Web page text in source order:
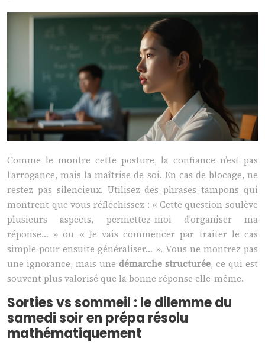
Comme le montre cette posture, la confiance n’est pas
l’arrogance, mais la maîtrise de soi. En cas de blocage, ne
restez pas silencieux. Utilisez des phrases tampons qui
montrent que vous réfléchissez : « Cette question soulève
plusieurs aspects, permettez-moi d’organiser ma
réponse… » ou « Je vais commencer par traiter le cas
simple pour ensuite généraliser… ». Vous ne montrez pas
une ignorance, mais une démarche structurée, ce qui est
souvent plus valorisé que la bonne réponse elle-même.
Sorties vs sommeil : le dilemme du
samedi soir en prépa résolu
mathématiquement